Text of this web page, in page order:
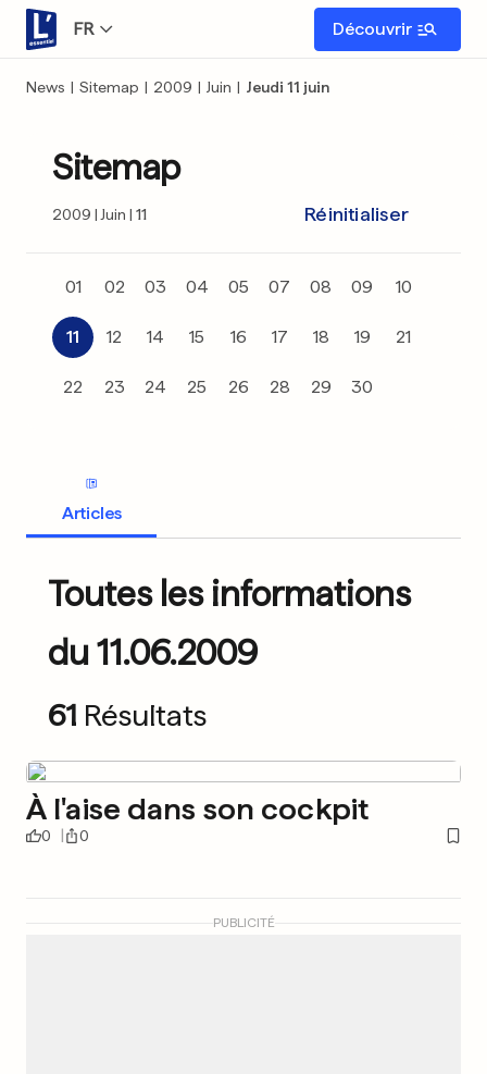
FR Découvrir
News | Sitemap | 2009 | Juin | Jeudi 11 juin
Sitemap
2009 Juin 11 Réinitialiser
01 02 03 04 05 07 08 09 10
11 12 14 15 16 17 18 19 21
22 23 24 25 26 28 29 30
Articles
Toutes les informations
du 11.06.2009
61 Résultats
À l'aise dans son cockpit
0 0
PUBLICITÉ